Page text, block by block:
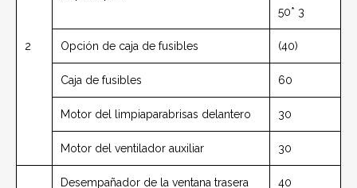
2
50* 3
Opción de caja de fusibles (40)
Caja de fusibles 60
Motor del limpiaparabrisas delantero 30
Motor del ventilador auxiliar 30
Desempañador de la ventana trasera 40